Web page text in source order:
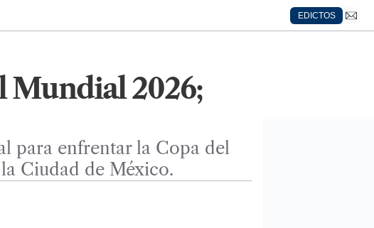
EDICTOS
Mundial 2026;
para enfrentar la Copa del
Ciudad de México.